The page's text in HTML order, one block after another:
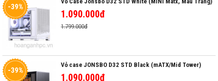
-39%
1.090.000đ
1.799.000đ
-39%
Vỏ case JONSBO D32 STD Black (mATX/Mid Tower)
1.090.000đ